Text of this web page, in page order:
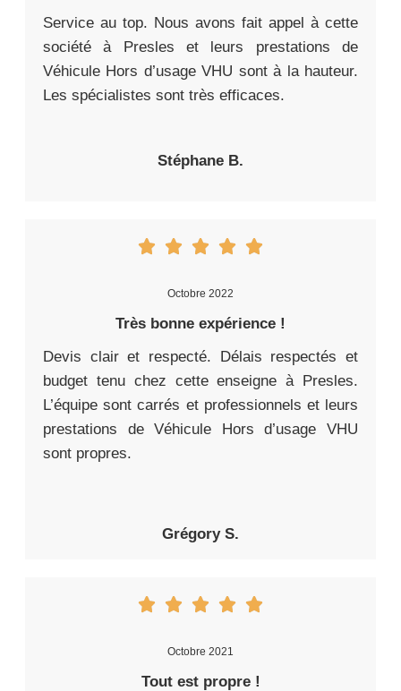
Service au top. Nous avons fait appel à cette
société à Presles et leurs prestations de
Véhicule Hors d’usage VHU sont à la hauteur.
Les spécialistes sont très efficaces.
Stéphane B.
Octobre 2022
Très bonne expérience !
Devis clair et respecté. Délais respectés et
budget tenu chez cette enseigne à Presles.
L’équipe sont carrés et professionnels et leurs
prestations de Véhicule Hors d’usage VHU
sont propres.
Grégory S.
Octobre 2021
Tout est propre !